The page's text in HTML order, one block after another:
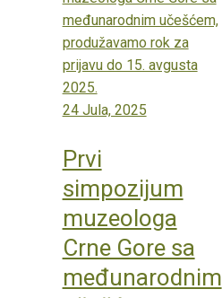
24 Jula, 2025
Prvi
simpozijum
muzeologa
Crne Gore sa
međunarodnim